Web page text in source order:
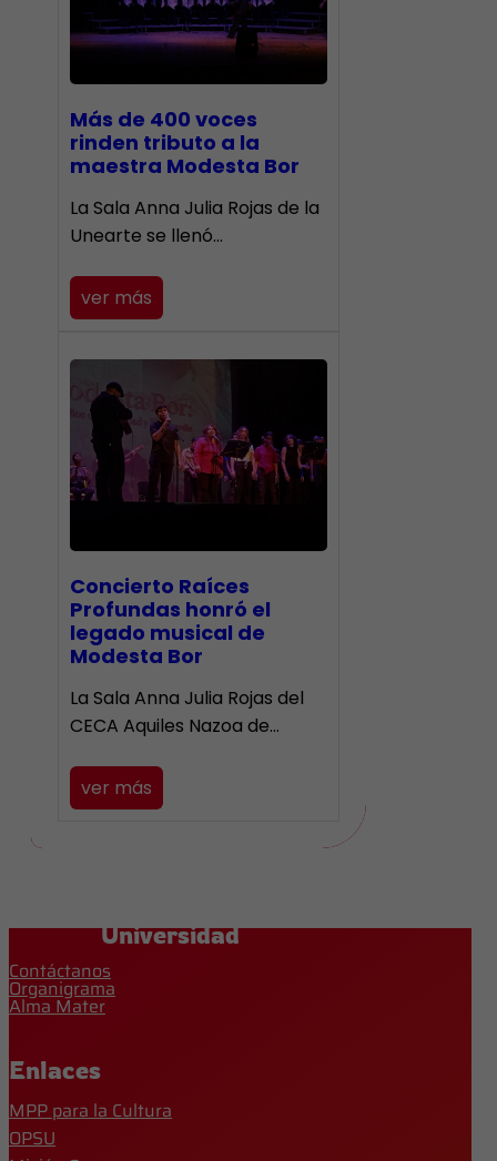
Más de 400 voces
rinden tributo a la
maestra Modesta Bor
​La Sala Anna Julia Rojas de la
Unearte se llenó…
ver más
​Concierto Raíces
Profundas honró el
legado musical de
Modesta Bor
La Sala Anna Julia Rojas del
CECA Aquiles Nazoa de…
ver más
Universidad
Contáctanos
Organigrama
Alma Mater
Enlaces
MPP para la Cultura
OPSU